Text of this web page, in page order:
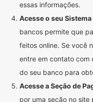
essas informações.
Acesse o seu
bancos permite que
feitos online. Se você
entre em contato com
do seu banco para
Acesse a Seção de
por uma seção no